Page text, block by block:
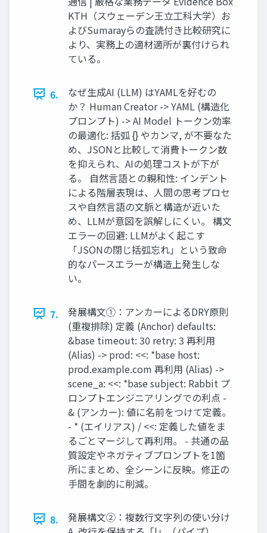
KTH（スウェーデン王立工科大学）お
よびSumarayらの査読付き比較研究に
より、実務上の適材適所が裏付けられ
ている。
6.
なぜ生成AI (LLM) はYAMLを好むの
か？ Human Creator -> YAML (構造化
プロンプト) -> AI Model トークン効率
の最適化: 括弧 {} やカンマ, が不要なた
め、JSONと比較して消費トークン数
を抑えられ、AIの処理コストが下が
る。 自然言語との親和性: インデント
による階層表現は、人間の思考プロセ
スや自然言語の文脈と構造が近いた
め、LLMが意図を誤解しにくい。 構文
エラーの回避: LLMがよく起こす
「JSONの閉じ括弧忘れ」という致命
的なパースエラーが構造上発生しな
い。
7.
発展構文①：アンカーによるDRY原則
(重複排除) 定義 (Anchor) defaults:
&base timeout: 30 retry: 3 再利用
(Alias) -> prod: <<: *base host:
prod.example.com 再利用 (Alias) ->
scene_a: <<: *base subject: Rabbit プ
ロンプトエンジニアリングでの利点 -
& (アンカー): 値に名前をつけて定義。
- * (エイリアス) / <<: 定義した値をま
るごとマージして再利用。 - 共通の品
質設定やネガティブプロンプトを1箇
所にまとめ、全シーンに反映。修正の
手間を劇的に削減。
8.
発展構文②：複数行文字列の使い分け